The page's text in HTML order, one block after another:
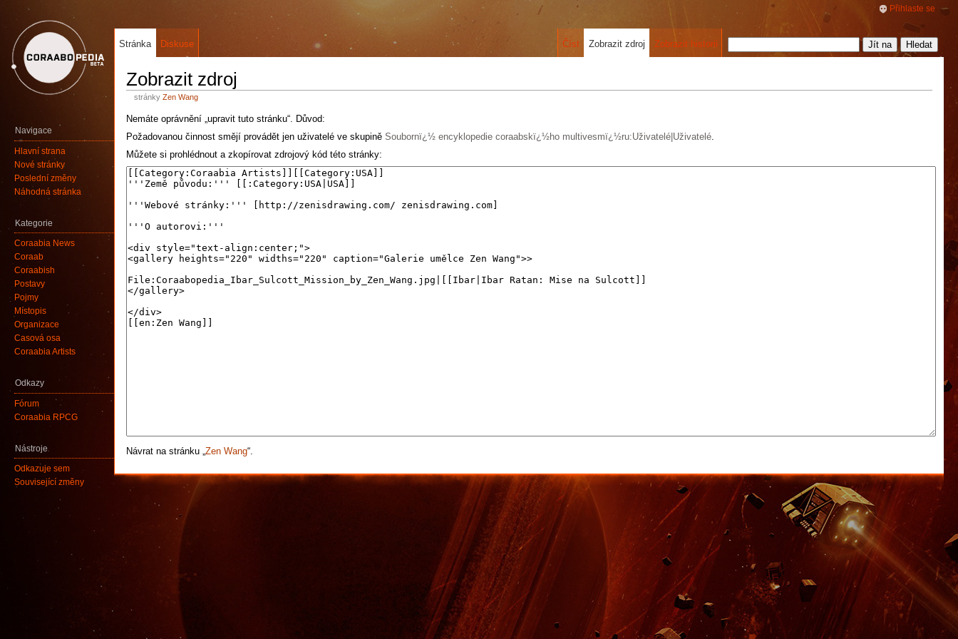
Zobrazit zdroj
stránky Zen Wang
Nemáte oprávnění „upravit tuto stránku“. Důvod:
Požadovanou činnost smějí provádět jen uživatelé ve skupině Soubornï¿½ encyklopedie coraabskï¿½ho multivesmï¿½ru:Uživatelé|Uživatelé
Můžete si prohlédnout a zkopírovat zdrojový kód této stránky:
Návrat na stránku „ Zen Wang“.
Přihlaste se
Stránka Diskuse Číst Zobrazit zdroj Zobrazit historii
Navigace
Hlavní strana
Nové stránky
Poslední změny
Náhodná stránka
Kategorie
Coraabia News
Coraab
Coraabish
Postavy
Pojmy
Místopis
Organizace
Časová osa
Coraabia Artists
Odkazy
Fórum
Coraabia RPCG
Nástroje
Odkazuje sem
Související změny